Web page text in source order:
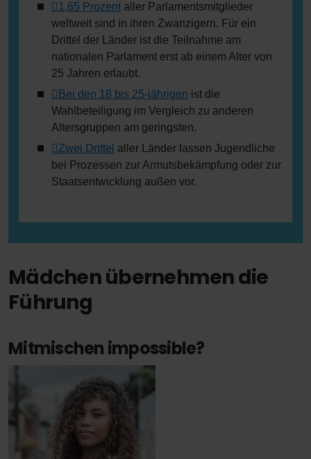
1,65 Prozent aller Parlamentsmitglieder
weltweit sind in ihren Zwanzigern. Für ein
Drittel der Länder ist die Teilnahme am
nationalen Parlament erst ab einem Alter von
25 Jahren erlaubt.
Bei den 18 bis 25-jährigen ist die
Wahlbeteiligung im Vergleich zu anderen
Altersgruppen am geringsten.
Zwei Drittel aller Länder lassen Jugendliche
bei Prozessen zur Armutsbekämpfung oder zur
Staatsentwicklung außen vor.
Mädchen übernehmen die
Führung
Mitmischen impossible?